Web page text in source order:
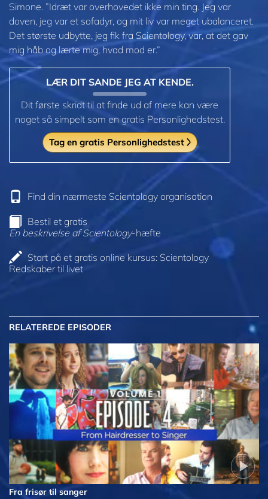
Simone. ”Idræt var overhovedet ikke min ting. Jeg var
doven, jeg var et sofadyr, og mit liv var meget ubalanceret.
Det største udbytte, jeg fik fra Scientology, var, at det gav
mig håb og lærte mig, hvad mod er.”
LÆR DIT SANDE JEG AT KENDE.
Dit første skridt til at finde ud af mere kan være
noget så simpelt som en gratis Personlighedstest.
Tag en gratis Personlighedstest
Find din nærmeste Scientology organisation
Bestil et gratis
En beskrivelse af Scientology-hæfte
Start på et gratis online kursus: Scientology
Redskaber til livet
RELATEREDE EPISODER
Fra frisør til sanger